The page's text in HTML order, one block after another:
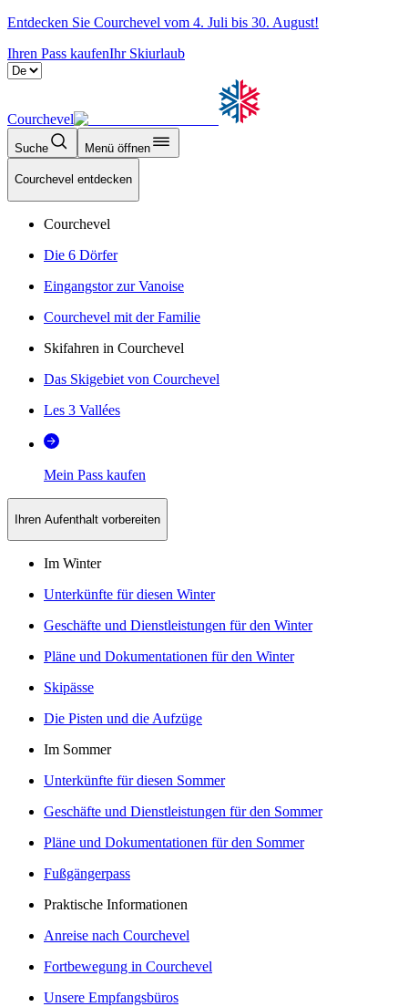
Entdecken Sie Courchevel vom 4. Juli bis 30. August!
Ihren Pass kaufenIhr Skiurlaub
Courchevel
Suche Menü öffnen
Courchevel entdecken
Courchevel
Die 6 Dörfer
Eingangstor zur Vanoise
Courchevel mit der Familie
Skifahren in Courchevel
Das Skigebiet von Courchevel
Les 3 Vallées
Mein Pass kaufen
Ihren Aufenthalt vorbereiten
Im Winter
Unterkünfte für diesen Winter
Geschäfte und Dienstleistungen für den Winter
Pläne und Dokumentationen für den Winter
Skipässe
Die Pisten und die Aufzüge
Im Sommer
Unterkünfte für diesen Sommer
Geschäfte und Dienstleistungen für den Sommer
Pläne und Dokumentationen für den Sommer
Fußgängerpass
Praktische Informationen
Anreise nach Courchevel
Fortbewegung in Courchevel
Unsere Empfangsbüros